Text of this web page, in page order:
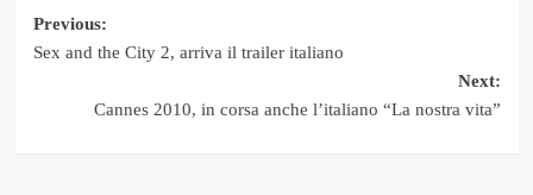
Post
Previous:
Sex and the City 2, arriva il trailer italiano
Next:
Cannes 2010, in corsa anche l’italiano “La nostra vita”